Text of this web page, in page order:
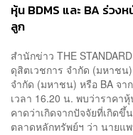
หุ้น BDMS และ BA ร่วง
ลูก
สำนักข่าว THE
ดุสิตเวชการ จำกัด (มหาชน
จำกัด (มหาชน) หรือ BA จา
เวลา 16.20 น. พบว่าราคา
คาดว่าเกิดจากปัจจัยที่เกิดขึ้
ตลาดหลักทรัพย์ฯ ว่า นายแ